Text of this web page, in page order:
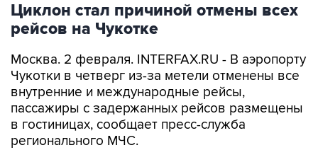
Циклон стал причиной отмены всех
рейсов на Чукотке
Москва. 2 февраля. INTERFAX.RU - В аэропорту
Чукотки в четверг из-за метели отменены все
внутренние и международные рейсы,
пассажиры с задержанных рейсов размещены
в гостиницах, сообщает пресс-служба
регионального МЧС.